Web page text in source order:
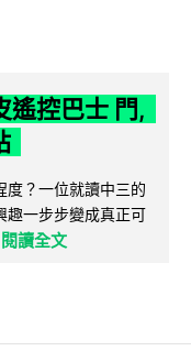
遙控巴士 門,
度？一位就讀中三的
趣一步步變成真正可
閱讀全文